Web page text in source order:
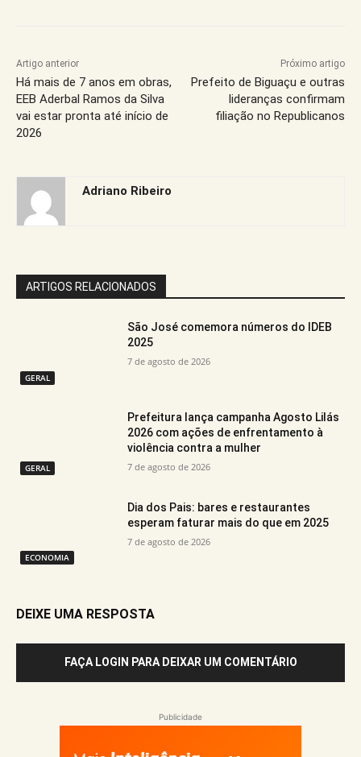
Artigo anterior
Há mais de 7 anos em obras,
EEB Aderbal Ramos da Silva
vai estar pronta até início de
2026
Próximo artigo
Prefeito de Biguaçu e outras
lideranças confirmam
filiação no Republicanos
Adriano Ribeiro
ARTIGOS RELACIONADOS
GERAL
São José comemora números do IDEB
2025
7 de agosto de 2026
GERAL
Prefeitura lança campanha Agosto Lilás
2026 com ações de enfrentamento à
violência contra a mulher
7 de agosto de 2026
ECONOMIA
Dia dos Pais: bares e restaurantes
esperam faturar mais do que em 2025
7 de agosto de 2026
DEIXE UMA RESPOSTA
FAÇA LOGIN PARA DEIXAR UM COMENTÁRIO
Publicidade